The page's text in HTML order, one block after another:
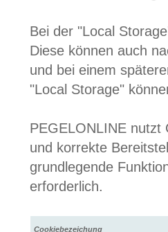
Bei der "Local
Diese können auch
und bei einem
"Local Storage"
PEGELONLINE nutzt
und korrekte
grundlegende
erforderlich.
Cookiebezeichung